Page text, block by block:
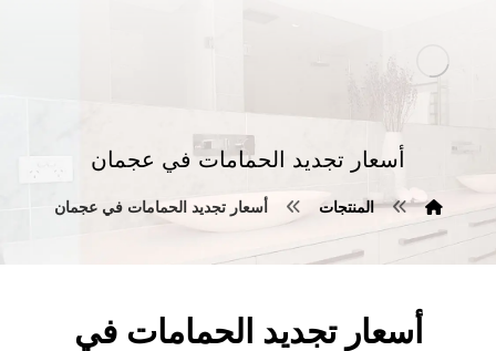
أسعار تجديد الحمامات في عجمان
المنتجات أسعار تجديد الحمامات في عجمان
أسعار تجديد الحمامات في